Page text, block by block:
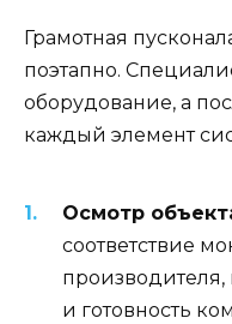
Грамотная
поэтапно.
оборудование, а
каждый элемент
Осмотр
соответствие
и готовность